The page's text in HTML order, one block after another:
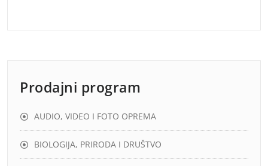
Prodajni program
AUDIO, VIDEO I FOTO OPREMA
BIOLOGIJA, PRIRODA I DRUŠTVO